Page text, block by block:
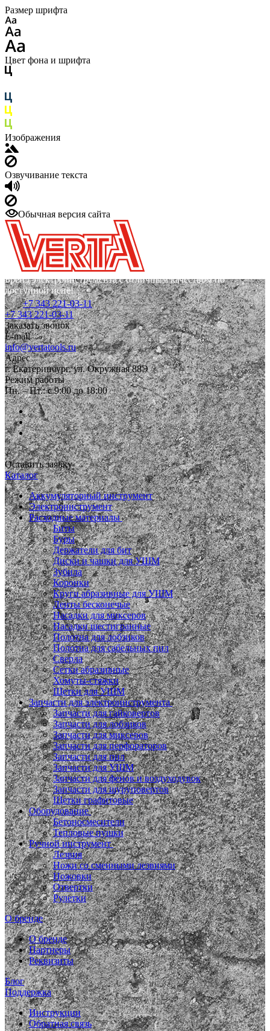
Размер шрифта
Цвет фона и шрифта
Изображения
Озвучивание текста
Обычная версия сайта
Бренд электроинструмента с отличным качеством по
доступной цене!
+7 343 221-03-11
+7 343 221-03-11
Заказать звонок
E-mail
info@vertatools.ru
Адрес
г. Екатеринбург, ул. Окружная 88Э
Режим работы
Пн. – Пт.: с 9:00 до 18:00
Оставить заявку
Каталог
Аккумуляторный инструмент
Электроинструмент
Расходные материалы
Биты
Буры
Держатели для бит
Диски и чашки для УШМ
Зубила
Коронки
Круги абразивные для УШМ
Ленты бесконечые
Насадки для миксеров
Насадки шестигранные
Полотна для лобзиков
Полотна для сабельных пил
Сверла
Сетки абразивные
Хомуты-стяжки
Щетки для УШМ
Запчасти для электроинструмента
Запчасти для гайковертов
Запчасти для лобзиков
Запчасти для миксеров
Запчасти для перфораторов
Запчасти для пил
Запчасти для УШМ
Запчасти для фенов и воздуходувок
Запчасти для шуруповертов
Щетки графитовые
Оборудование
Бетоносмесители
Тепловые пушки
Ручной инструмент
Лезвия
Ножи со сменными лезвиями
Ножовки
Отвертки
Рулетки
О бренде
О бренде
Партнеры
Реквизиты
Блог
Поддержка
Инструкции
Обратная связь